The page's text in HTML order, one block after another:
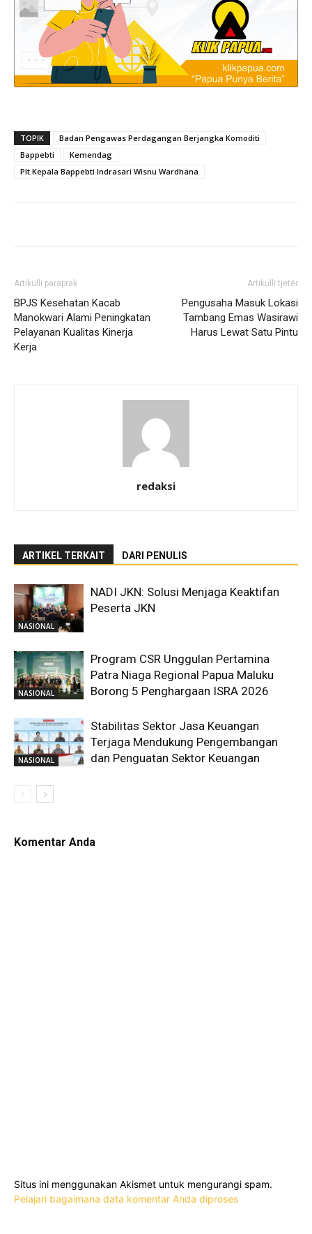
TOPIK
Badan Pengawas Perdagangan Berjangka Komoditi
Bappebti
Kemendag
Plt Kepala Bappebti Indrasari Wisnu Wardhana
Artikulli paraprak
BPJS Kesehatan Kacab
Manokwari Alami Peningkatan
Pelayanan Kualitas Kinerja
Kerja
Artikulli tjetër
Pengusaha Masuk Lokasi
Tambang Emas Wasirawi
Harus Lewat Satu Pintu
redaksi
ARTIKEL TERKAIT DARI PENULIS
NASIONAL
NADI JKN: Solusi Menjaga Keaktifan
Peserta JKN
NASIONAL
Program CSR Unggulan Pertamina
Patra Niaga Regional Papua Maluku
Borong 5 Penghargaan ISRA 2026
NASIONAL
Stabilitas Sektor Jasa Keuangan
Terjaga Mendukung Pengembangan
dan Penguatan Sektor Keuangan
Komentar Anda
Situs ini menggunakan Akismet untuk mengurangi spam.
Pelajari bagaimana data komentar Anda diproses